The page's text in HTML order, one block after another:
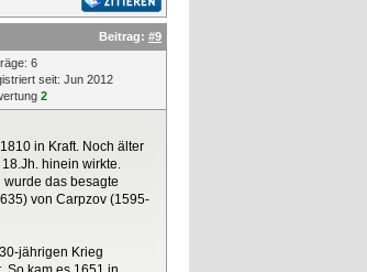
Beitrag: #9
6
seit: Jun 2012
2
in Kraft. Noch älter
hinein wirkte.
das besagte
von Carpzov (1595-
jährigen Krieg